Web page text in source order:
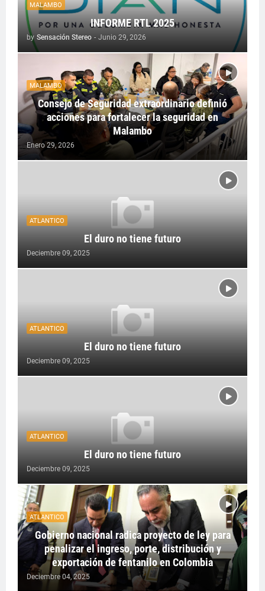
MALAMBO
INFORME RTL 2025
by Sensación Stereo - Junio 29, 2026
MALAMBO
Consejo de Seguridad extraordinario definió
acciones para fortalecer la seguridad en
Malambo
Enero 29, 2026
ATLANTICO
El duro no tiene futuro
Deciembre 09, 2025
ATLANTICO
El duro no tiene futuro
Deciembre 09, 2025
ATLANTICO
El duro no tiene futuro
Deciembre 09, 2025
ATLANTICO
Gobierno nacional radica proyecto de ley para
penalizar el ingreso, porte, distribución y
exportación de fentanilo en Colombia
Deciembre 04, 2025